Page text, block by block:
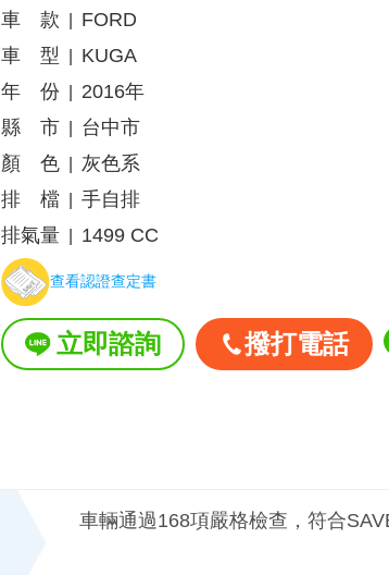
車 款
FORD
車 型
KUGA
年 份
2016年
縣 市
台中市
顏 色
灰色系
排 檔
手自排
排氣量
1499 CC
查看認證查定書
立即諮詢 撥打電話
車輛通過168項嚴格檢查，符合